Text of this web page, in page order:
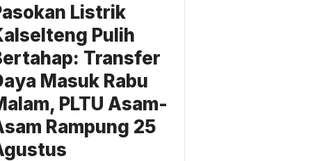
Listrik
Pulih
Transfer
Masuk Rabu
PLTU Asam-
Rampung 25